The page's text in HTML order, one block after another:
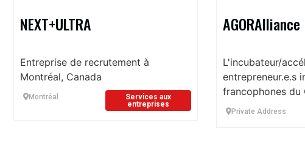
NEXT+ULTRA
Entreprise de recrutement à
Montréal, Canada
Montréal
Services aux
entreprises
AGORAlliance
L'incubateur/
entrepreneur.e.s
francophones du
Private Address